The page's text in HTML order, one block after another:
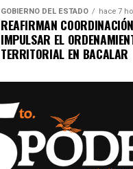
GOBIERNO DEL ESTADO hace 7
REAFIRMAN
IMPULSAR EL
TERRITORIAL EN BACALAR